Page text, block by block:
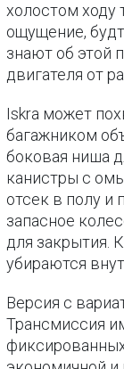
холостом ходу
ощущение,
знают об этой
двигателя от
Iskra может
багажником
боковая ниша
канистры с
отсек в полу
запасное
для закрытия.
убираются
Версия с
Трансмиссия